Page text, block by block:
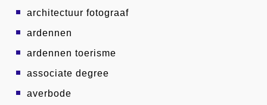
architectuur fotograaf
ardennen
ardennen toerisme
associate degree
averbode